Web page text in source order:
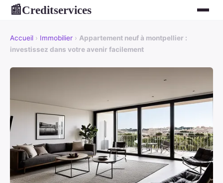
📰Creditservices
Accueil › Immobilier › Appartement neuf à montpellier :
investissez dans votre avenir facilement